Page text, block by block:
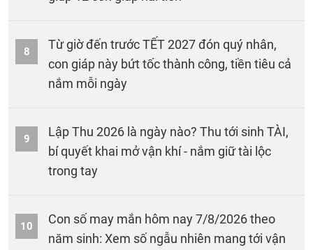
8
Từ giờ đến trước TẾT 2027 đón quý nhân,
con giáp này bứt tốc thành công, tiền tiêu cả
nắm mỗi ngày
9
Lập Thu 2026 là ngày nào? Thu tới sinh TÀI,
bí quyết khai mở vận khí - nắm giữ tài lộc
trong tay
10
Con số may mắn hôm nay 7/8/2026 theo
năm sinh: Xem số ngẫu nhiên mang tới vận